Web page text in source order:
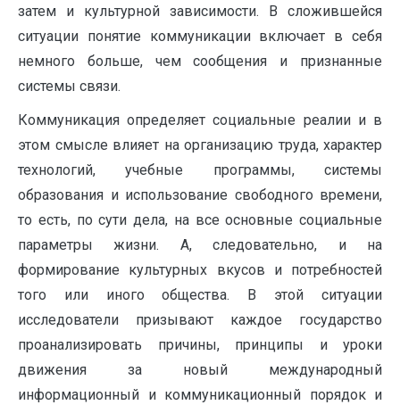
затем и культурной зависимости. В сложившейся
ситуации понятие коммуникации включает в себя
немного больше, чем сообщения и признанные
системы связи.
Коммуникация определяет социальные реалии и в
этом смысле влияет на организацию труда, характер
технологий, учебные программы, системы
образования и использование свободного времени,
то есть, по сути дела, на все основные социальные
параметры жизни. А, следовательно, и на
формирование культурных вкусов и потребностей
того или иного общества. В этой ситуации
исследователи призывают каждое государство
проанализировать причины, принципы и уроки
движения за новый международный
информационный и коммуникационный порядок и